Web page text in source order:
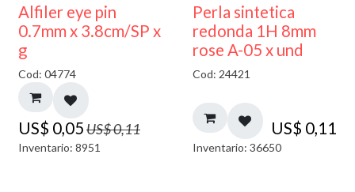
50% DESCUENTO
Alfiler eye pin
0.7mm x 3.8cm/SP x
g
Cod: 04774
US$ 0,05US$0,11
Inventario: 8951
Perla sintetica
redonda 1H 8mm
rose A-05 x und
Cod: 24421
US$ 0,11
Inventario: 36650